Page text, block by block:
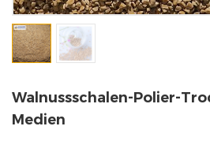
Walnussschalen-Polier-
Medien